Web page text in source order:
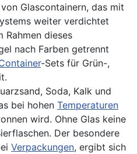
von Glascontainern, das mit
weiter verdichtet
Rahmen dieses
nach Farben getrennt
-Sets für Grün-,
Soda, Kalk und
bei hohen Temperaturen
wird. Ohne Glas keine
Der besondere
Verpackungen, ergibt sich